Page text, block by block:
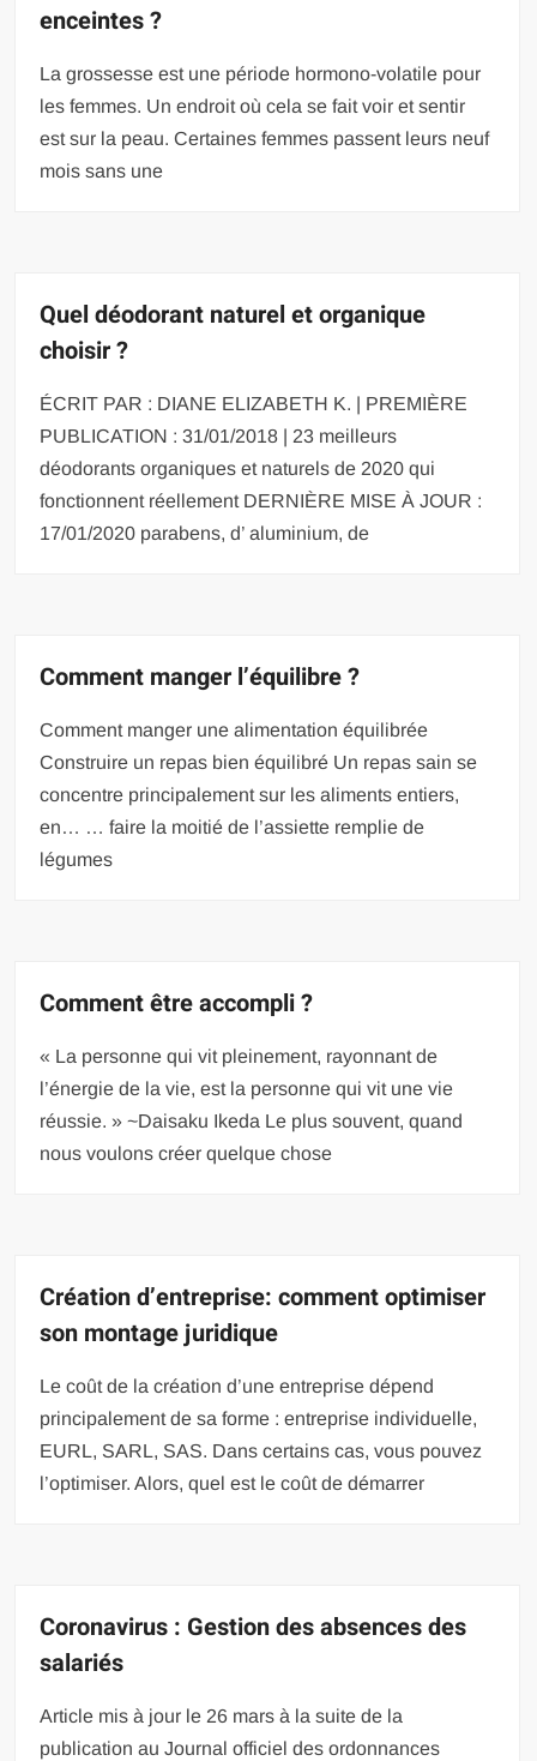
enceintes ?
La grossesse est une période hormono-volatile pour
les femmes. Un endroit où cela se fait voir et sentir
est sur la peau. Certaines femmes passent leurs neuf
mois sans une
Quel déodorant naturel et organique
choisir ?
ÉCRIT PAR : DIANE ELIZABETH K. | PREMIÈRE
PUBLICATION : 31/01/2018 | 23 meilleurs
déodorants organiques et naturels de 2020 qui
fonctionnent réellement DERNIÈRE MISE À JOUR :
17/01/2020 parabens, d’ aluminium, de
Comment manger l’équilibre ?
Comment manger une alimentation équilibrée
Construire un repas bien équilibré Un repas sain se
concentre principalement sur les aliments entiers,
en… … faire la moitié de l’assiette remplie de
légumes
Comment être accompli ?
« La personne qui vit pleinement, rayonnant de
l’énergie de la vie, est la personne qui vit une vie
réussie. » ~Daisaku Ikeda Le plus souvent, quand
nous voulons créer quelque chose
Création d’entreprise: comment optimiser
son montage juridique
Le coût de la création d’une entreprise dépend
principalement de sa forme : entreprise individuelle,
EURL, SARL, SAS. Dans certains cas, vous pouvez
l’optimiser. Alors, quel est le coût de démarrer
Coronavirus : Gestion des absences des
salariés
Article mis à jour le 26 mars à la suite de la
publication au Journal officiel des ordonnances